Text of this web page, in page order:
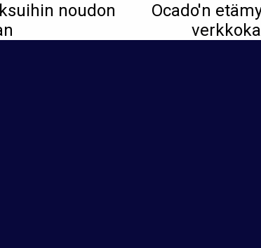
Ocado'n
noudon